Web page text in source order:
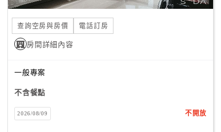
合
作
提
案
店
作
查詢空房與房價 電話訂房
房間詳細內容
一般專案
不含餐點
2026/08/09 不開放